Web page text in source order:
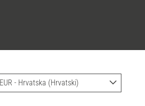
EUR - Hrvatska (Hrvatski)